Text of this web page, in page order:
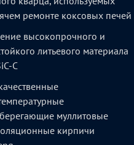
ремонте коксовых печей
высокопрочного и
литьевого материала
C
муллитовые
кирпичи